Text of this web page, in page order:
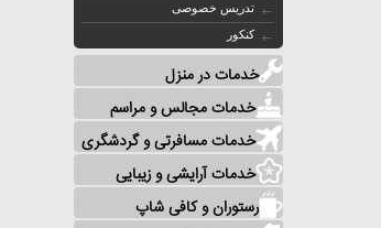
تدریس خصوصی
کنکور
خدمات در منزل
خدمات مجالس و مراسم
خدمات مسافرتی و گردشگری
خدمات آرایشی و زیبایی
رستوران و کافی شاپ